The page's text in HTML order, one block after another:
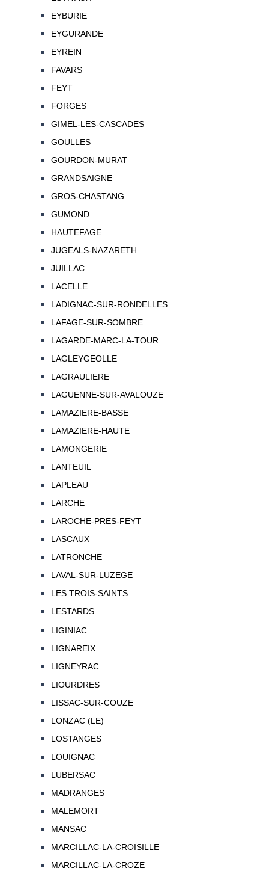
EYBURIE
EYGURANDE
EYREIN
FAVARS
FEYT
FORGES
GIMEL-LES-CASCADES
GOULLES
GOURDON-MURAT
GRANDSAIGNE
GROS-CHASTANG
GUMOND
HAUTEFAGE
JUGEALS-NAZARETH
JUILLAC
LACELLE
LADIGNAC-SUR-RONDELLES
LAFAGE-SUR-SOMBRE
LAGARDE-MARC-LA-TOUR
LAGLEYGEOLLE
LAGRAULIERE
LAGUENNE-SUR-AVALOUZE
LAMAZIERE-BASSE
LAMAZIERE-HAUTE
LAMONGERIE
LANTEUIL
LAPLEAU
LARCHE
LAROCHE-PRES-FEYT
LASCAUX
LATRONCHE
LAVAL-SUR-LUZEGE
LES TROIS-SAINTS
LESTARDS
LIGINIAC
LIGNAREIX
LIGNEYRAC
LIOURDRES
LISSAC-SUR-COUZE
LONZAC (LE)
LOSTANGES
LOUIGNAC
LUBERSAC
MADRANGES
MALEMORT
MANSAC
MARCILLAC-LA-CROISILLE
MARCILLAC-LA-CROZE